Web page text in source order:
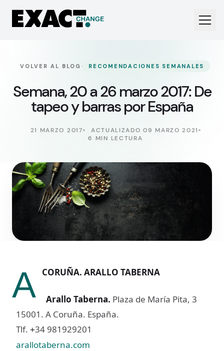
VOLVER AL BLOG · RECOMENDACIONES SEMANALES
Semana, 20 a 26 marzo 2017: De
tapeo y barras por España
21 MARZO 2017
ACTUALIZADO 09 MARZO 2021
6 MIN LECTURA
A CORUÑA. ARALLO TABERNA
Arallo Taberna. Plaza de María Pita, 3
15001. A Coruña. España.
Tlf. +34 981929201
arallotaberna.com